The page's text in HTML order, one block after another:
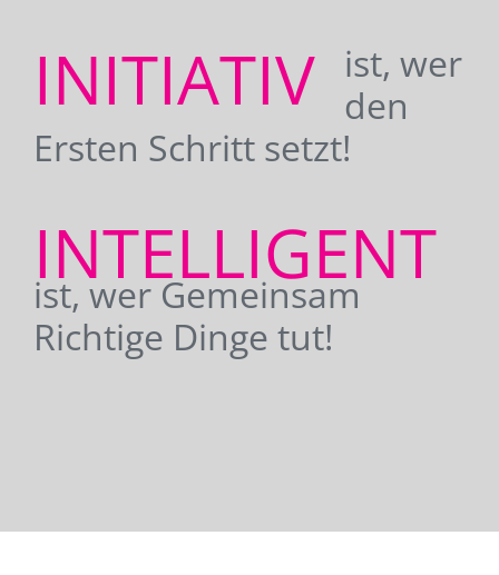
INITIATIV
ist, wer
den
Ersten Schritt setzt!
INTELLIGENT
ist, wer Gemeinsam
Richtige Dinge tut!